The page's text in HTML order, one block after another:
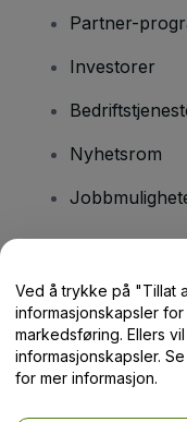
Partner-
Investorer
Nyhetsrom
Hjelpesenter
Ved å trykke på "Tillat
informasjonskapsler
markedsføring. Ellers
informasjonskapsler.
for mer informasjon.